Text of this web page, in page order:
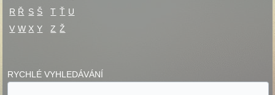
R Ř S Š T Ť U
V W X Y Z Ž
RYCHLÉ VYHLEDÁVÁNÍ